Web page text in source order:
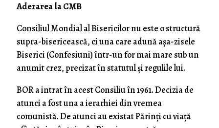
Aderarea la CMB
Consiliul Mondial al Bisericilor nu este o structură
supra-bisericească, ci una care adună așa-zisele
Biserici (Confesiuni) într-un for mai mare sub un
anumit crez, precizat în statutul și regulile lui.
BOR a intrat în acest Consiliu în 1961. Decizia de
atunci a fost una a ierarhiei din vremea
comunistă. De atunci au existat Părinți cu viață